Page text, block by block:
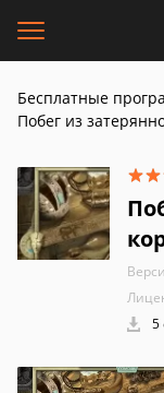
Бесплатные
Побег из
5